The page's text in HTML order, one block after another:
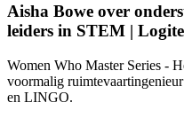
Aisha Bowe over
leiders in STEM |
Women Who Master Series -
voormalig
en LINGO.